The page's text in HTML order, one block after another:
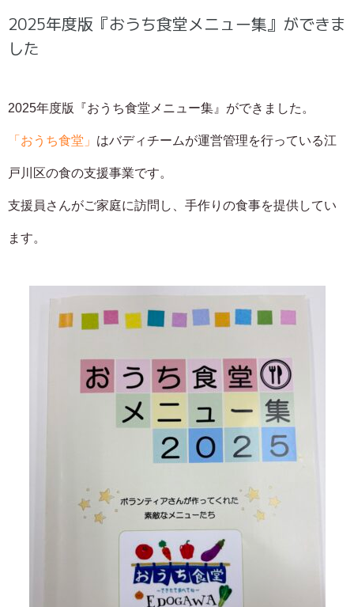
2025年度版『おうち食堂メニュー集』ができま
した
2025年度版『おうち食堂メニュー集』ができました。
「おうち食堂」 はバディチームが運営管理を行っている江
戸川区の食の支援事業です。
支援員さんがご家庭に訪問し、手作りの食事を提供してい
ます。